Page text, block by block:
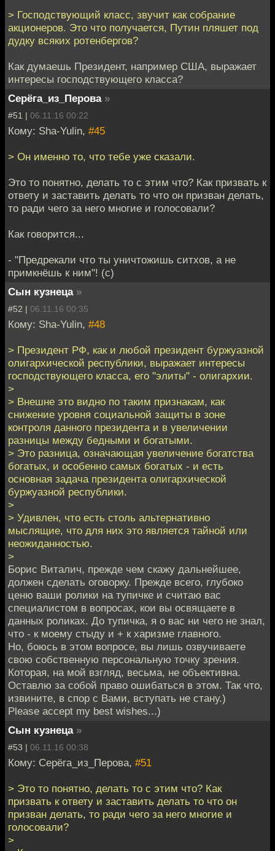
> Господствующий класс, звучит как собрание
акционеров. Это что получается, Путин пляшет под
дудку всяких ротенбергов?
Как думаешь Президент, например США, выражает
интересы господствующего класса?
Серёга_из_Перова »
#51 | 06.11.16 00:22
Кому: Sha-Yulin, #45
> Он именно то, что тебе уже сказали.
Это то понятно, делать то с этим что? Как призвать к
ответу и заставить делать то что он призван делать,
то ради чего за него многие и голосовали?
Как говорится...
- "Предрекали что ты уничтожишь ситхов, а не
примкнёшь к ним"! (с)
Сын кузнеца »
#52 | 06.11.16 00:35
Кому: Sha-Yulin, #48
> Президент РФ, как и любой президент буржуазной
олигархической республики, выражает интересы
господствующего класса, его "элиты" - олигархии.
>
> Внешне это видно по таким признакам, как
снижение уровня социальной защиты в зоне
контроля данного президента и в увеличении
разницы между бедными и богатыми.
> Это разница, означающая увеличение богатства
богатых, и особенно самых богатых - и есть
основная задача президента олигархической
буржуазной республики.
>
> Удивлен, что есть столь альтернативно
мыслящие, что для них это является тайной или
неожиданностью.
>
Борис Виталич, прежде чем скажу дальнейшее,
должен сделать оговорку. Прежде всего, глубоко
ценю ваши ролики на тупичке и считаю вас
специалистом в вопросах, кои вы освящаете в
данных роликах. До тупичка, я о вас ни чего не знал,
что - к моему стыду и + к харизме главного.
Но, боюсь в этом вопросе, вы лишь озвучиваете
свою собственную персональную точку зрения.
Которая, на мой взгляд, весьма, не объективна.
Оставлю за собой право ошибаться в этом. Так что,
извините, в спор с Вами, вступать не стану.)
Please accept my best wishes...)
Сын кузнеца »
#53 | 06.11.16 00:38
Кому: Серёга_из_Перова, #51
> Это то понятно, делать то с этим что? Как
призвать к ответу и заставить делать то что он
призван делать, то ради чего за него многие и
голосовали?
>